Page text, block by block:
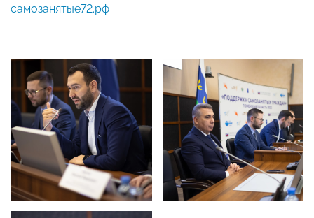
самозанятые72.рф